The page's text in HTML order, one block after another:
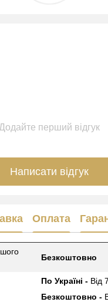
Додайте перший відгук
Написати відгук
Оплата
Безкоштовно
По Україні - Від
Безкоштовно -